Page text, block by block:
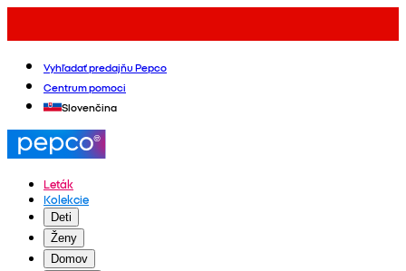
Vyhľadať predajňu Pepco
Centrum pomoci
Slovenčina
Leták
Kolekcie
Deti
Ženy
Domov